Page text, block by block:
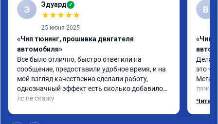
Э Эдуард ✓
★★★★★
25 июня 2025
«Чип тюнинг, прошивка двигателя
автомобиля»
Все было отлично, быстро ответили на
сообщение, предоставили удобное время, и на
мой взгляд качественно сделали работу,
однозначный эффект есть сколько добавилось
лс не скажу
В
«Чип
Делал
это
Мега
даже
одно